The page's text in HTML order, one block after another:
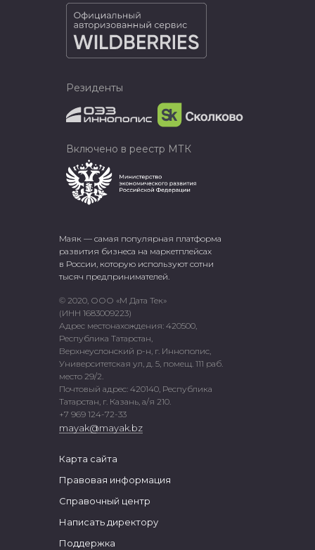
Маяк — самая популярная платформа
развития бизнеса на маркетплейсах
в России, которую используют сотни
тысяч предпринимателей.
© 2020, ООО «М Дата Тек»
(ИНН 1683009223)
Адрес местонахождения: 420500,
Республика Татарстан,
Верхнеуслонский р-н, г. Иннополис,
Университетская ул, д. 5, помещ. 111 раб.
место 29/2.
Почтовый адрес: 420140, Республика
Татарстан, г. Казань, а/я 210.
+7 969 124-72-33
mayak@mayak.bz
Карта сайта
Правовая информация
Справочный центр
Написать директору
Поддержка
Резиденты
Включено в реестр МТК